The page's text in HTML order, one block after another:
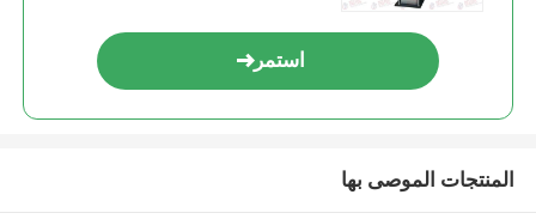
استمر
المنتجات الموصى بها